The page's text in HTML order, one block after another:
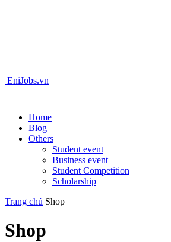
EniJobs.vn
Home
Blog
Others
Student event
Business event
Student Competition
Scholarship
Trang chủ Shop
Shop